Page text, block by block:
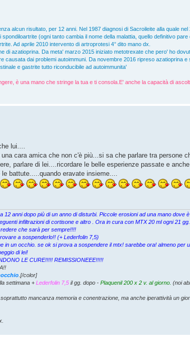
alcun risultato, per 12 anni. Nel 1987 diagnosi di Sacroileite alla quale
(ogni tanto cambia il nome della malattia, quello definitivo
Ad aprile 2010 intervento di artroprotesi 4° dito mano dx.
di azatioprina. Da meta' marzo 2015 iniziato metotrexate che pero' ho
dai problemi autoimmuni. Da novembre 2016 ripreso azatioprina e
e gastrite tutto riconducibile ad autoimmunita'
è una mano che stringe la tua e ti consola.E' anche la capacità di
lui....
cara amica che non c'è più...si sa che parlare tra persone
parlare di lei....ricordare le belle esperienze passate e
battute.....quando eravate insieme....
12 anni dopo più di un anno di disturbi. Piccole erosioni ad una mano dove
infiltrazioni di cortisone e altro . Ora in cura con MTX 20 ml ogni 21
che sarà per sempre!!!!
a sospenderlo!! (+ Lederfolin 7,5)
in un occhio. se ok si prova a sospendere il mtx! sarebbe ora! almeno per
di lei!
LE CURE!!!!! REMISSIONEEE!!!!!
.[/color]
settimana + Lederfolin 7,5 il gg. dopo - Plaquenil 200 x 2 v. al giorno. (noi
mancanza memoria e conentrazione, ma anche iperattività un